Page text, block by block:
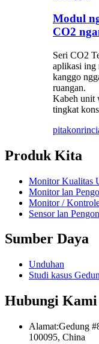
Modul
CO2
Seri CO2
aplikasi ing
kanggo
ruangan.
Kabeh unit
tingkat
pitakon
Produk Kita
Monitor Kualitas
Monitor lan
Monitor /
Sensor lan
Sumber Daya
Unduhan
Studi kasus
Hubungi Kami
Alamat:Gedung
100095, China